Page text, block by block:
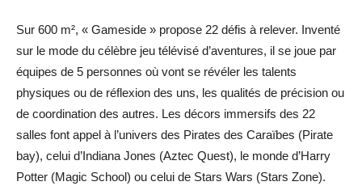
Sur 600 m², « Gameside » propose 22 défis à relever. Inventé
sur le mode du célèbre jeu télévisé d’aventures, il se joue par
équipes de 5 personnes où vont se révéler les talents
physiques ou de réflexion des uns, les qualités de précision ou
de coordination des autres. Les décors immersifs des 22
salles font appel à l’univers des Pirates des Caraïbes (Pirate
bay), celui d’Indiana Jones (Aztec Quest), le monde d’Harry
Potter (Magic School) ou celui de Stars Wars (Stars Zone).